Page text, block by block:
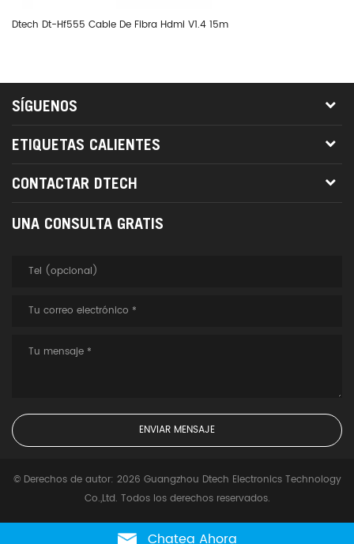
Dtech Dt-Hf555 Cable De Fibra Hdmi V1.4 15m
SÍGUENOS
ETIQUETAS CALIENTES
CONTACTAR DTECH
UNA CONSULTA GRATIS
© Derechos de autor: 2026 Guangzhou Dtech Electronics Technology
Co.,Ltd. Todos los derechos reservados.
Chatea Ahora